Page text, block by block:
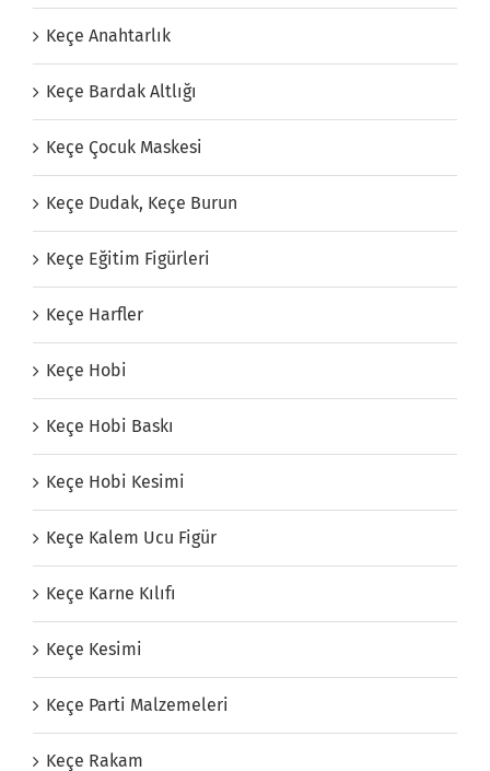
Keçe Anahtarlık
Keçe Bardak Altlığı
Keçe Çocuk Maskesi
Keçe Dudak, Keçe Burun
Keçe Eğitim Figürleri
Keçe Harfler
Keçe Hobi
Keçe Hobi Baskı
Keçe Hobi Kesimi
Keçe Kalem Ucu Figür
Keçe Karne Kılıfı
Keçe Kesimi
Keçe Parti Malzemeleri
Keçe Rakam